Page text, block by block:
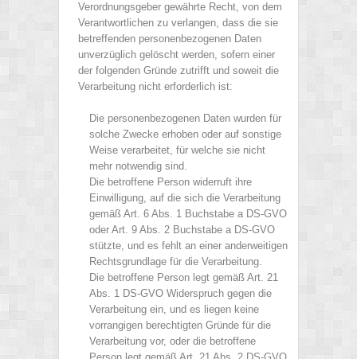
Verordnungsgeber gewährte Recht, von dem
Verantwortlichen zu verlangen, dass die sie
betreffenden personenbezogenen Daten
unverzüglich gelöscht werden, sofern einer
der folgenden Gründe zutrifft und soweit die
Verarbeitung nicht erforderlich ist:
Die personenbezogenen Daten wurden für
solche Zwecke erhoben oder auf sonstige
Weise verarbeitet, für welche sie nicht
mehr notwendig sind.
Die betroffene Person widerruft ihre
Einwilligung, auf die sich die Verarbeitung
gemäß Art. 6 Abs. 1 Buchstabe a DS-GVO
oder Art. 9 Abs. 2 Buchstabe a DS-GVO
stützte, und es fehlt an einer anderweitigen
Rechtsgrundlage für die Verarbeitung.
Die betroffene Person legt gemäß Art. 21
Abs. 1 DS-GVO Widerspruch gegen die
Verarbeitung ein, und es liegen keine
vorrangigen berechtigten Gründe für die
Verarbeitung vor, oder die betroffene